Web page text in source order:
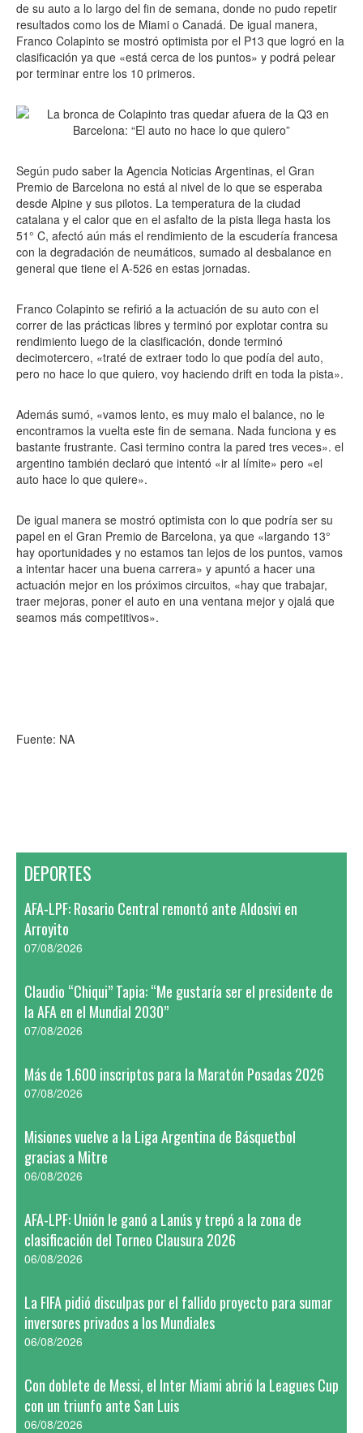
de su auto a lo largo del fin de semana, donde no pudo repetir
resultados como los de Miami o Canadá. De igual manera,
Franco Colapinto se mostró optimista por el P13 que logró en la
clasificación ya que «está cerca de los puntos» y podrá pelear
por terminar entre los 10 primeros.
Según pudo saber la Agencia Noticias Argentinas, el Gran
Premio de Barcelona no está al nivel de lo que se esperaba
desde Alpine y sus pilotos. La temperatura de la ciudad
catalana y el calor que en el asfalto de la pista llega hasta los
51° C, afectó aún más el rendimiento de la escudería francesa
con la degradación de neumáticos, sumado al desbalance en
general que tiene el A-526 en estas jornadas.
Franco Colapinto se refirió a la actuación de su auto con el
correr de las prácticas libres y terminó por explotar contra su
rendimiento luego de la clasificación, donde terminó
decimotercero, «traté de extraer todo lo que podía del auto,
pero no hace lo que quiero, voy haciendo drift en toda la pista».
Además sumó, «vamos lento, es muy malo el balance, no le
encontramos la vuelta este fin de semana. Nada funciona y es
bastante frustrante. Casi termino contra la pared tres veces». el
argentino también declaró que intentó «ir al límite» pero «el
auto hace lo que quiere».
De igual manera se mostró optimista con lo que podría ser su
papel en el Gran Premio de Barcelona, ya que «largando 13°
hay oportunidades y no estamos tan lejos de los puntos, vamos
a intentar hacer una buena carrera» y apuntó a hacer una
actuación mejor en los próximos circuitos, «hay que trabajar,
traer mejoras, poner el auto en una ventana mejor y ojalá que
seamos más competitivos».
Fuente: NA
DEPORTES
AFA-LPF: Rosario Central remontó ante Aldosivi en
Arroyito
07/08/2026
Claudio “Chiqui” Tapia: “Me gustaría ser el presidente de
la AFA en el Mundial 2030”
07/08/2026
Más de 1.600 inscriptos para la Maratón Posadas 2026
07/08/2026
Misiones vuelve a la Liga Argentina de Básquetbol
gracias a Mitre
06/08/2026
AFA-LPF: Unión le ganó a Lanús y trepó a la zona de
clasificación del Torneo Clausura 2026
06/08/2026
La FIFA pidió disculpas por el fallido proyecto para sumar
inversores privados a los Mundiales
06/08/2026
Con doblete de Messi, el Inter Miami abrió la Leagues Cup
con un triunfo ante San Luis
06/08/2026